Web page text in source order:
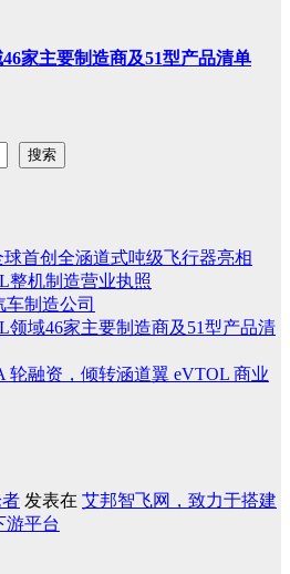
家主要制造商及51型产品清单
搜索
首创全涵道式吨级飞行器亮相
整机制造营业执照
制造公司
领域46家主要制造商及51型产品清
轮融资，倾转涵道翼 eVTOL 商业
者 发表在 艾邦智飞网，致力于搭建
游平台